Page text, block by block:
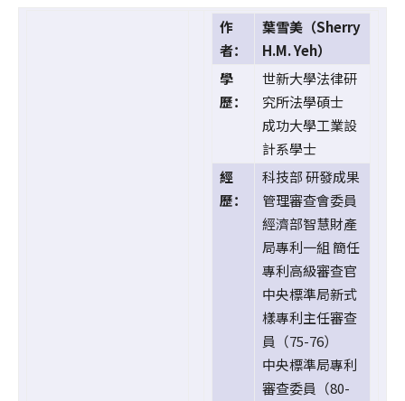
作
者：
葉雪美（Sherry
H.M. Yeh）
學
歷：
世新大學法律研
究所法學碩士
成功大學工業設
計系學士
經
歷：
科技部 研發成果
管理審查會委員
經濟部智慧財產
局專利一組 簡任
專利高級審查官
中央標準局新式
樣專利主任審查
員（75-76）
中央標準局專利
審查委員（80-